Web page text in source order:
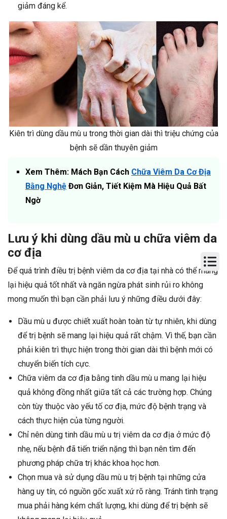
giảm đáng kể.
Kiên trì dùng dầu mù u trong thời gian dài thì triệu chứng của
bệnh sẽ dần thuyên giảm
Xem Thêm: Mách Bạn Cách Chữa Viêm Da Cơ Địa
Bằng Nghệ Đơn Giản, Tiết Kiệm Mà Hiệu Quả Bất
Ngờ
Lưu ý khi dùng dầu mù u chữa viêm da
cơ địa
Để quá trình điều trị bệnh viêm da cơ địa tại nhà có thể mang
lại hiệu quả tốt nhất và ngăn ngừa phát sinh rủi ro không
mong muốn thì bạn cần phải lưu ý những điều dưới đây:
Dầu mù u được chiết xuất hoàn toàn từ tự nhiên, khi dùng
để trị bệnh sẽ mang lại hiệu quả rất chậm. Vì thế, bạn cần
phải kiên trì thực hiện trong thời gian dài thì bệnh mới có
chuyển biến tích cực.
Chữa viêm da cơ địa bằng tinh dầu mù u mang lại hiệu
quả không đồng nhất giữa tất cả các trường hợp. Chúng
còn tùy thuộc vào yếu tố cơ địa, mức độ bệnh trạng và
cách thực hiện của từng người.
Chỉ nên dùng tinh dầu mù u trị viêm da cơ địa ở mức độ
nhẹ, nếu bệnh đã tiến triển nặng thì bạn nên tìm đến
phương pháp chữa trị khác khoa học hơn.
Chọn mua và sử dụng dầu mù u trị bệnh tại những cửa
hàng uy tín, có nguồn gốc xuất xứ rõ ràng. Tránh tình trạng
mua phải hàng kém chất lượng, khi dùng để trị bệnh sẽ